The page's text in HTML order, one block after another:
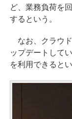
ど、業務負荷を
するという。
なお、クラウ
ップデートして
を利用できると